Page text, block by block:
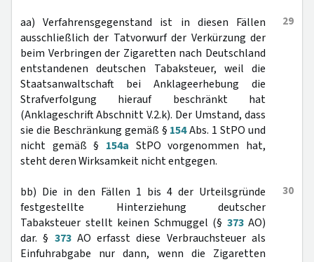
29
aa) Verfahrensgegenstand ist in diesen Fällen
ausschließlich der Tatvorwurf der Verkürzung der
beim Verbringen der Zigaretten nach Deutschland
entstandenen deutschen Tabaksteuer, weil die
Staatsanwaltschaft bei Anklageerhebung die
Strafverfolgung hierauf beschränkt hat
(Anklageschrift Abschnitt V.2.k). Der Umstand, dass
sie die Beschränkung gemäß § 154Abs. 1 StPO und
nicht gemäß § 154a StPO vorgenommen hat,
steht deren Wirksamkeit nicht entgegen.
30
bb) Die in den Fällen 1 bis 4 der Urteilsgründe
festgestellte Hinterziehung deutscher
Tabaksteuer stellt keinen Schmuggel (§ 373AO)
dar. § 373AO erfasst diese Verbrauchsteuer als
Einfuhrabgabe nur dann, wenn die Zigaretten